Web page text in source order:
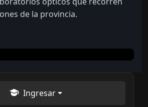
de la provincia.
Ingresar